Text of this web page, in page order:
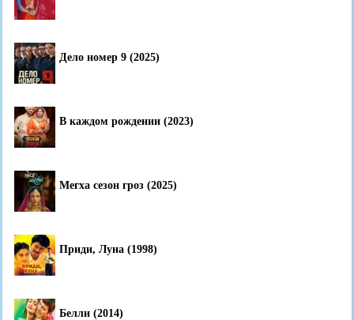
Дело номер 9 (2025)
В каждом рождении (2023)
Мегха сезон гроз (2025)
Приди, Луна (1998)
Белли (2014)